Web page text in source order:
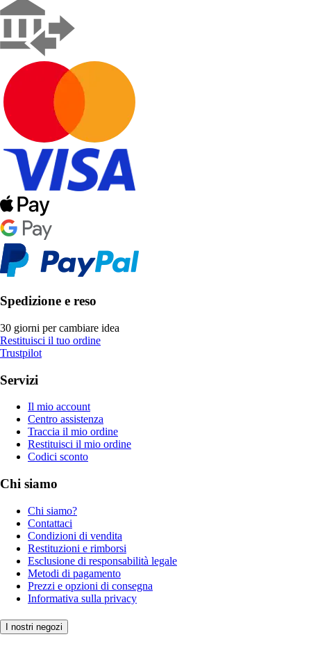
Spedizione e reso
30 giorni per cambiare idea
Restituisci il tuo ordine
Trustpilot
Servizi
Il mio account
Centro assistenza
Traccia il mio ordine
Restituisci il mio ordine
Codici sconto
Chi siamo
Chi siamo?
Contattaci
Condizioni di vendita
Restituzioni e rimborsi
Esclusione di responsabilità legale
Metodi di pagamento
Prezzi e opzioni di consegna
Informativa sulla privacy
I nostri negozi